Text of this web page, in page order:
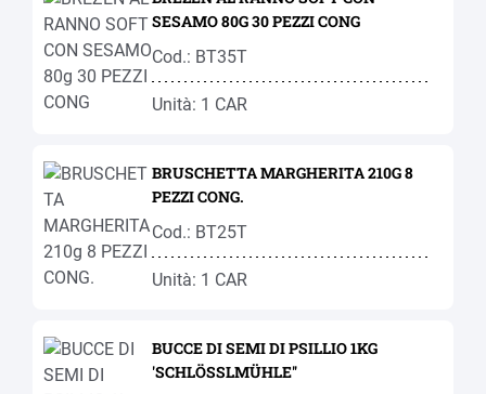
SESAMO 80G 30 PEZZI CONG
Cod.: BT35T
Unità: 1 CAR
BRUSCHETTA MARGHERITA 210G 8
PEZZI CONG.
Cod.: BT25T
Unità: 1 CAR
BUCCE DI SEMI DI PSILLIO 1KG
'SCHLÖSSLMÜHLE''